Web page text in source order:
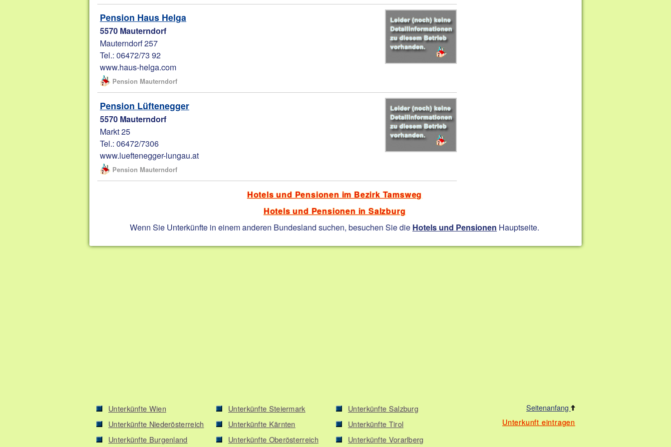
Pension Haus Helga
5570 Mauterndorf
Mauterndorf 257
Tel.: 06472/73 92
www.haus-helga.com
Pension Mauterndorf
Pension Lüftenegger
5570 Mauterndorf
Markt 25
Tel.: 06472/7306
www.lueftenegger-lungau.at
Pension Mauterndorf
Hotels und Pensionen im Bezirk Tamsweg
Hotels und Pensionen in Salzburg
Wenn Sie Unterkünfte in einem anderen Bundesland suchen, besuchen Sie die Hotels und Pensionen Hauptseite.
Unterkünfte Wien
Unterkünfte Niederösterreich
Unterkünfte Burgenland
Unterkünfte Steiermark
Unterkünfte Kärnten
Unterkünfte Oberösterreich
Unterkünfte Salzburg
Unterkünfte Tirol
Unterkünfte Vorarlberg
Seitenanfang
Unterkunft eintragen